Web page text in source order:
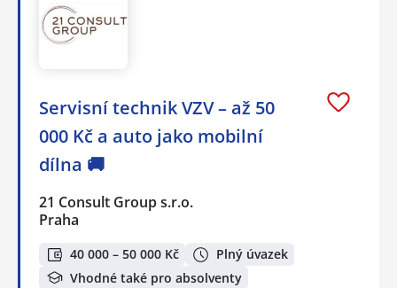
Servisní technik VZV – až 50
000 Kč a auto jako mobilní
dílna 🚚
21 Consult Group s.r.o.
Praha
40 000 – 50 000 Kč
Plný úvazek
Vhodné také pro absolventy